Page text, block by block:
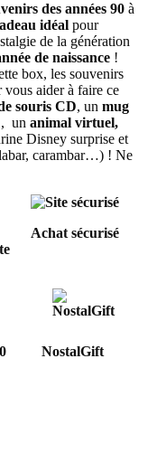
des années 90 à
idéal pour
de la génération
de naissance !
box, les souvenirs
vous aider à faire ce
souris CD, un mug
un animal virtuel,
Disney surprise et
carambar…) ! Ne
Achat sécurisé
NostalGift